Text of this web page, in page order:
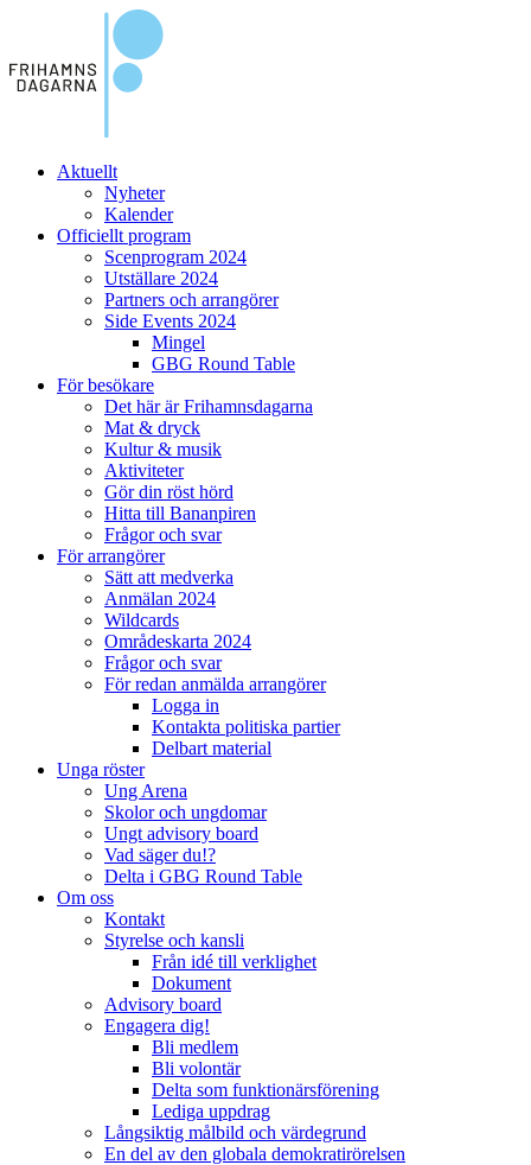
Aktuellt
Nyheter
Kalender
Officiellt program
Scenprogram 2024
Utställare 2024
Partners och arrangörer
Side Events 2024
Mingel
GBG Round Table
För besökare
Det här är Frihamnsdagarna
Mat & dryck
Kultur & musik
Aktiviteter
Gör din röst hörd
Hitta till Bananpiren
Frågor och svar
För arrangörer
Sätt att medverka
Anmälan 2024
Wildcards
Områdeskarta 2024
Frågor och svar
För redan anmälda arrangörer
Logga in
Kontakta politiska partier
Delbart material
Unga röster
Ung Arena
Skolor och ungdomar
Ungt advisory board
Vad säger du!?
Delta i GBG Round Table
Om oss
Kontakt
Styrelse och kansli
Från idé till verklighet
Dokument
Advisory board
Engagera dig!
Bli medlem
Bli volontär
Delta som funktionärsförening
Lediga uppdrag
Långsiktig målbild och värdegrund
En del av den globala demokratirörelsen